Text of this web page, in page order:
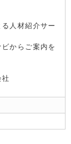
人材紹介サー
からご案内を